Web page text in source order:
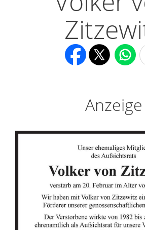
Anzeige